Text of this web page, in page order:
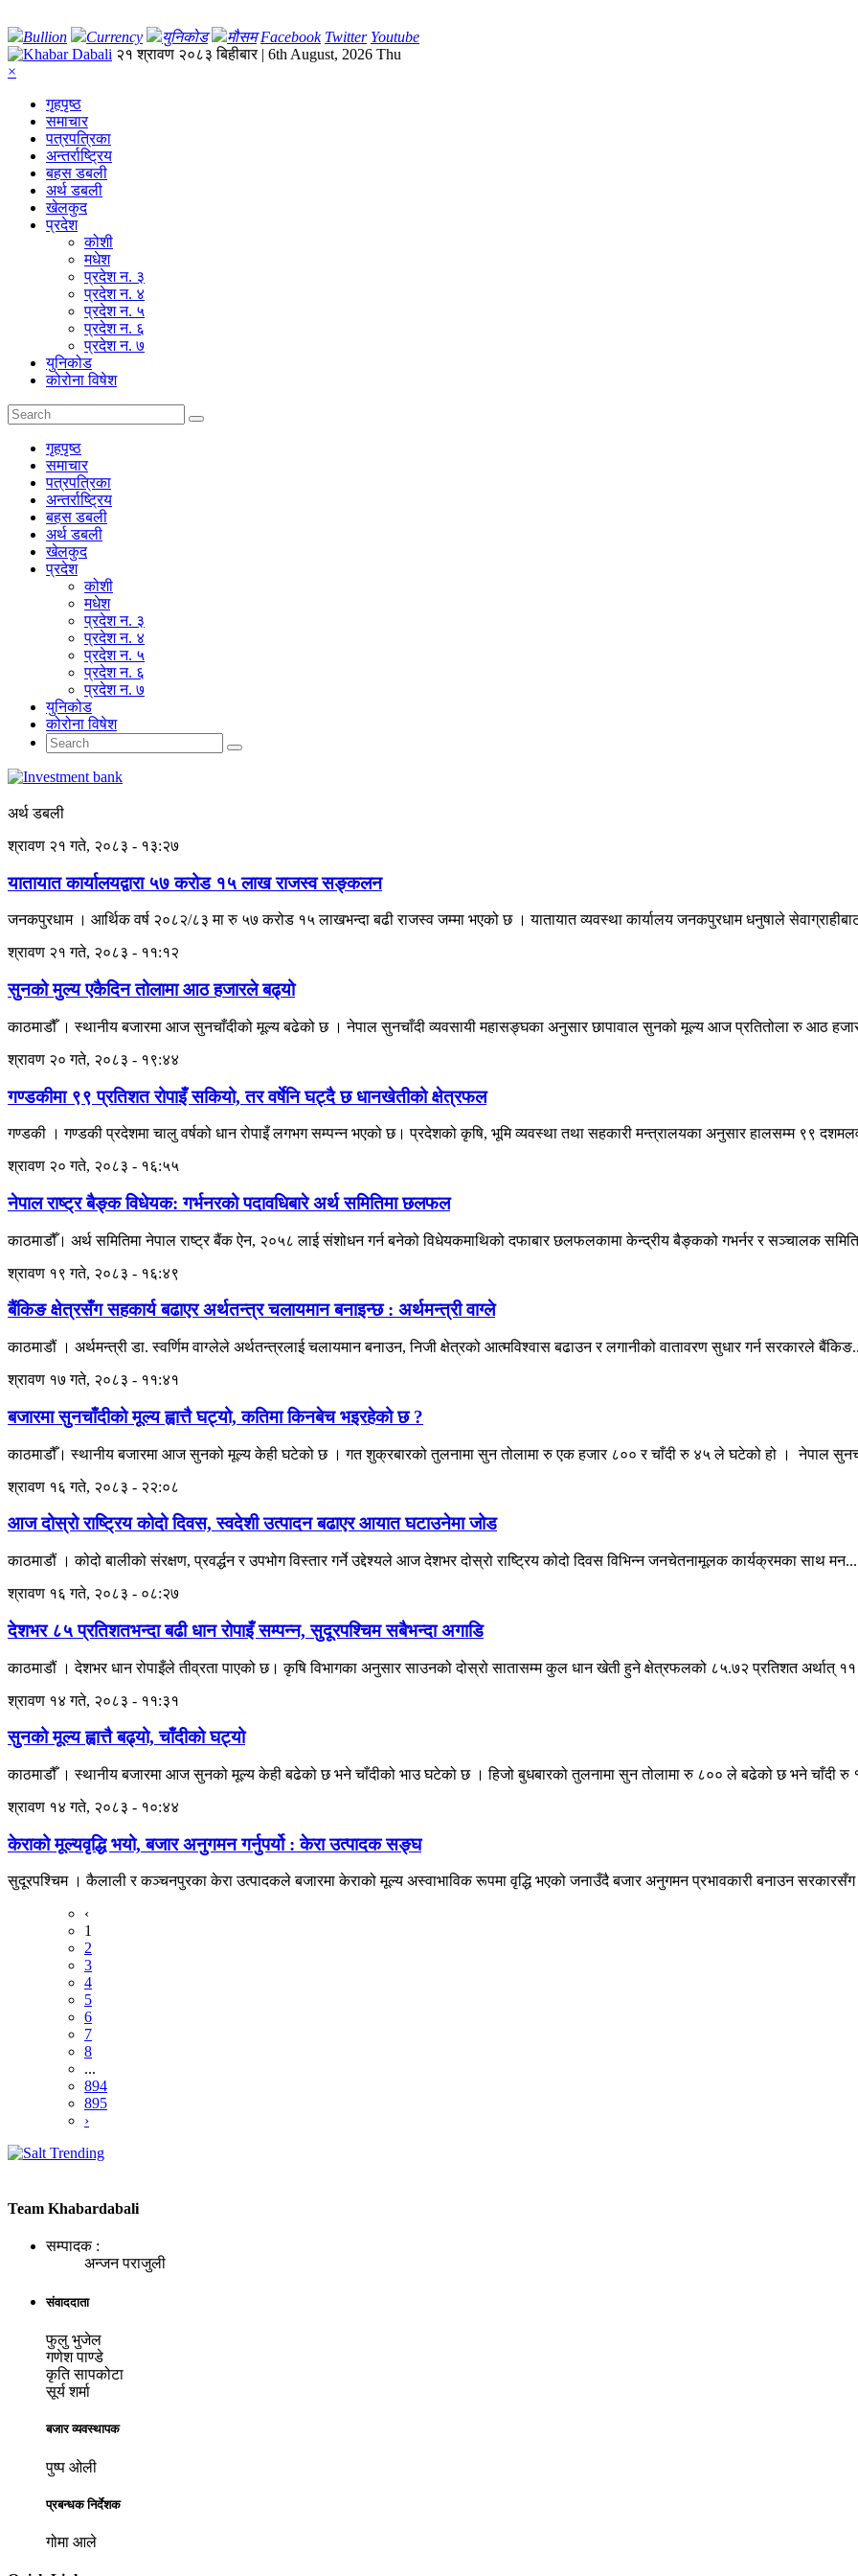
Bullion Currency युनिकोड मौसम Facebook Twitter Youtube
२१ श्रावण २०८३ बिहीबार | 6th August, 2026 Thu
×
गृहपृष्‍ठ
समाचार
पत्रपत्रिका
अन्तर्राष्ट्रिय
बहस डबली
अर्थ डबली
खेलकुद
प्रदेश
कोशी
मधेश
प्रदेश न. ३
प्रदेश न. ४
प्रदेश न. ५
प्रदेश न. ६
प्रदेश न. ७
युनिकोड
कोरोना विषेश
गृहपृष्‍ठ
समाचार
पत्रपत्रिका
अन्तर्राष्ट्रिय
बहस डबली
अर्थ डबली
खेलकुद
प्रदेश
कोशी
मधेश
प्रदेश न. ३
प्रदेश न. ४
प्रदेश न. ५
प्रदेश न. ६
प्रदेश न. ७
युनिकोड
कोरोना विषेश
अर्थ डबली
श्रावण २१ गते, २०८३ - १३:२७
यातायात कार्यालयद्वारा ५७ करोड १५ लाख राजस्व सङ्कलन
जनकपुरधाम । आर्थिक वर्ष २०८२/८३ मा रु ५७ करोड १५ लाखभन्दा बढी राजस्व जम्मा भएको छ । यातायात व्यवस्था कार्यालय जनकपुरधाम धनुषाले
श्रावण २१ गते, २०८३ - ११:१२
सुनको मुल्य एकैदिन तोलामा आठ हजारले बढ्यो
काठमाडौँ । स्थानीय बजारमा आज सुनचाँदीको मूल्य बढेको छ । नेपाल सुनचाँदी व्यवसायी महासङ्घका अनुसार छापावाल सुनको मूल्य आज प्रतितोला रु आठ
श्रावण २० गते, २०८३ - १९:४४
गण्डकीमा ९९ प्रतिशत रोपाइँ सकियो, तर वर्षेनि घट्दै छ धानखेतीको क्षेत्रफल
गण्डकी । गण्डकी प्रदेशमा चालु वर्षको धान रोपाइँ लगभग सम्पन्न भएको छ। प्रदेशको कृषि, भूमि व्यवस्था तथा सहकारी मन्त्रालयका अनुसार हालसम्म ९९
श्रावण २० गते, २०८३ - १६:५५
नेपाल राष्ट्र बैङ्क विधेयक: गर्भनरको पदावधिबारे अर्थ समितिमा छलफल
काठमाडौँ। अर्थ समितिमा नेपाल राष्ट्र बैंक ऐन, २०५८ लाई संशोधन गर्न बनेको विधेयकमाथिको दफाबार छलफलकामा केन्द्रीय बैङ्कको गभर्नर र सञ्चालक
श्रावण १९ गते, २०८३ - १६:४९
बैंकिङ क्षेत्रसँग सहकार्य बढाएर अर्थतन्त्र चलायमान बनाइन्छ : अर्थमन्त्री वाग्ले
काठमाडौं । अर्थमन्त्री डा. स्वर्णिम वाग्लेले अर्थतन्त्रलाई चलायमान बनाउन, निजी क्षेत्रको आत्मविश्वास बढाउन र लगानीको वातावरण सुधार गर्न सरकारले
श्रावण १७ गते, २०८३ - ११:४१
बजारमा सुनचाँदीको मूल्य ह्वात्तै घट्यो, कतिमा किनबेच भइरहेको छ ?
काठमाडौँ। स्थानीय बजारमा आज सुनको मूल्य केही घटेको छ । गत शुक्रबारको तुलनामा सुन तोलामा रु एक हजार ८०० र चाँदी रु ४५ ले घटेको हो । नेपाल
श्रावण १६ गते, २०८३ - २२:०८
आज दोस्रो राष्ट्रिय कोदो दिवस, स्वदेशी उत्पादन बढाएर आयात घटाउनेमा जोड
काठमाडौं । कोदो बालीको संरक्षण, प्रवर्द्धन र उपभोग विस्तार गर्ने उद्देश्यले आज देशभर दोस्रो राष्ट्रिय कोदो दिवस विभिन्न जनचेतनामूलक कार्यक्रमका साथ मन...
श्रावण १६ गते, २०८३ - ०८:२७
देशभर ८५ प्रतिशतभन्दा बढी धान रोपाइँ सम्पन्न, सुदूरपश्चिम सबैभन्दा अगाडि
काठमाडौं । देशभर धान रोपाइँले तीव्रता पाएको छ। कृषि विभागका अनुसार साउनको दोस्रो सातासम्म कुल धान खेती हुने क्षेत्रफलको ८५.७२ प्रतिशत अर्थात्
श्रावण १४ गते, २०८३ - ११:३१
सुनको मूल्य ह्वात्तै बढ्यो, चाँदीको घट्यो
काठमाडौँ । स्थानीय बजारमा आज सुनको मूल्य केही बढेको छ भने चाँदीको भाउ घटेको छ । हिजो बुधबारको तुलनामा सुन तोलामा रु ८०० ले बढेको छ भने चाँदी रु
श्रावण १४ गते, २०८३ - १०:४४
केराको मूल्यवृद्धि भयो, बजार अनुगमन गर्नुपर्यो : केरा उत्पादक सङ्घ
सुदूरपश्चिम । कैलाली र कञ्चनपुरका केरा उत्पादकले बजारमा केराको मूल्य अस्वाभाविक रूपमा वृद्धि भएको जनाउँदै बजार अनुगमन प्रभावकारी बनाउन
‹
1
2
3
4
5
6
7
8
...
894
895
›
Team Khabardabali
सम्पादक :
अन्जन पराजुली
संवाददाता
फुलु भुजेल
गणेश पाण्डे
कृति सापकोटा
सूर्य शर्मा
बजार व्यवस्थापक
पुष्प ओली
प्रबन्धक निर्देशक
गोमा आले